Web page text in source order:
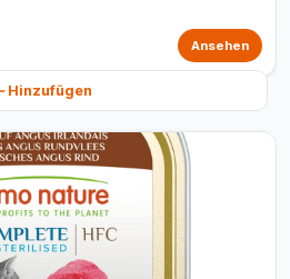
Ansehen
Hinzufügen